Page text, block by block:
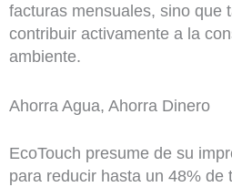
facturas mensuales, sino que
contribuir activamente a la
ambiente.
Ahorra Agua, Ahorra Dinero
EcoTouch presume de su
para reducir hasta un 48% de